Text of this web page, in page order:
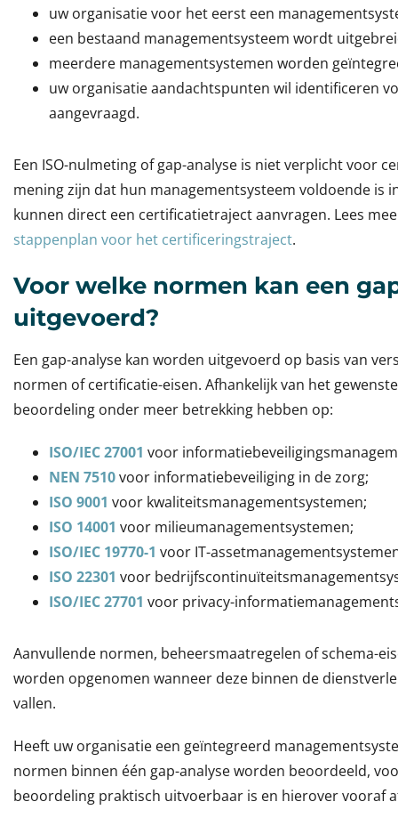
uw organisatie voor het eerst een
een bestaand managementsysteem wordt
meerdere managementsystemen worden
uw organisatie aandachtspunten wil identificeren
aangevraagd.
Een ISO-nulmeting of gap-analyse is niet verplicht voor
mening zijn dat hun managementsysteem voldoende is
kunnen direct een certificatietraject aanvragen. Lees
stappenplan voor het certificeringstraject.
Voor welke normen kan een
uitgevoerd?
Een gap-analyse kan worden uitgevoerd op basis van
normen of certificatie-eisen. Afhankelijk van het
beoordeling onder meer betrekking hebben op:
ISO/IEC 27001 voor
NEN 7510voor informatiebeveiliging in de zorg;
ISO 9001 voor kwaliteitsmanagementsystemen;
ISO 14001 voor milieumanagementsystemen;
ISO/IEC 19770-1 voor IT-
ISO 22301 voor
ISO/IEC 27701 voor privacy-
Aanvullende normen, beheersmaatregelen of schema-
worden opgenomen wanneer deze binnen de
vallen.
Heeft uw organisatie een geïntegreerd
normen binnen één gap-analyse worden beoordeeld,
beoordeling praktisch uitvoerbaar is en hierover vooraf